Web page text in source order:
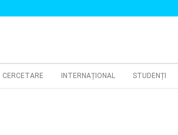
CERCETARE INTERNAȚIONAL STUDENȚI